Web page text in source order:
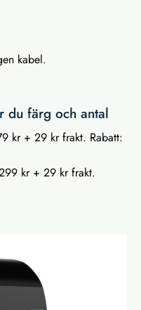
kabel.
du färg och antal
kr + 29 kr frakt. Rabatt:
kr + 29 kr frakt.